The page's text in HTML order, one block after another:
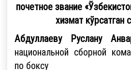
почетное звание
хизмат кўрсатган
Абдуллаеву Руслану
национальной сборной
по боксу